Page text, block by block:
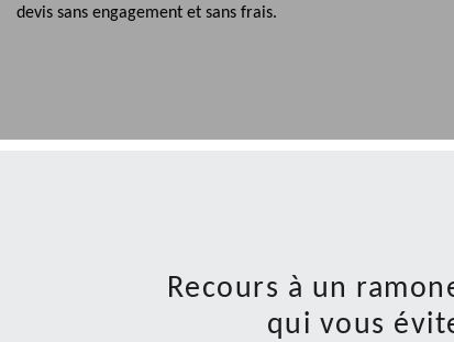
devis sans engagement et sans frais.
Recours à un
qui vous